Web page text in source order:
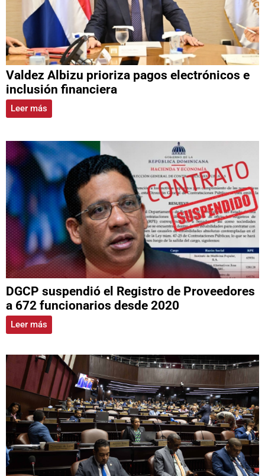
Valdez Albizu prioriza pagos electrónicos e
inclusión financiera
Leer más
DGCP suspendió el Registro de Proveedores
a 672 funcionarios desde 2020
Leer más